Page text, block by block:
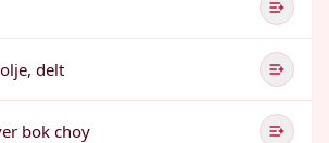
delt
bok choy